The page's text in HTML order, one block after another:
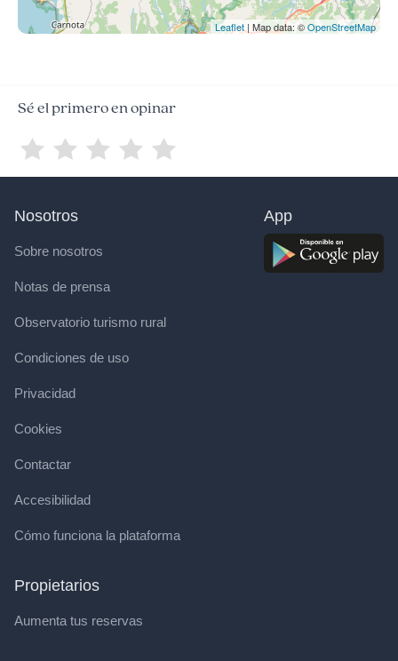
Leaflet | Map data: ©OpenStreetMap
Sé el primero en opinar
Nosotros
Sobre nosotros
Notas de prensa
Observatorio turismo rural
Condiciones de uso
Privacidad
Cookies
Contactar
Accesibilidad
Cómo funciona la plataforma
Propietarios
Aumenta tus reservas
App